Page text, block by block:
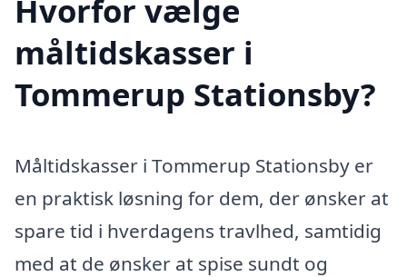
Hvorfor vælge
måltidskasser i
Tommerup Stationsby?
Måltidskasser i Tommerup Stationsby er
en praktisk løsning for dem, der ønsker at
spare tid i hverdagens travlhed, samtidig
med at de ønsker at spise sundt og